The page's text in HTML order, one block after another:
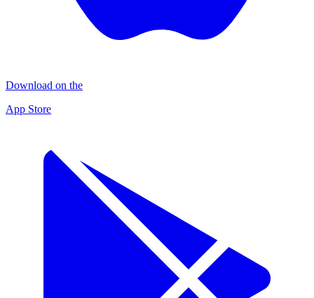
Download on the
App Store